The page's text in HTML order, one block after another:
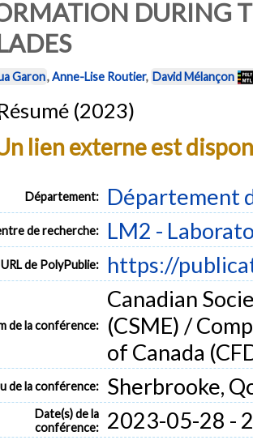
DURING
Garon,Anne-Lise Routier, David Mélançon
(2023)
lien externe est
Département: Département
de recherche: LM2 -
URL de PolyPublie: https://
de la conférence:
Canadian
(CSME) /
of Canada
de la conférence: Sherbrooke,
Date(s) de la
conférence:
2023-05-28 -